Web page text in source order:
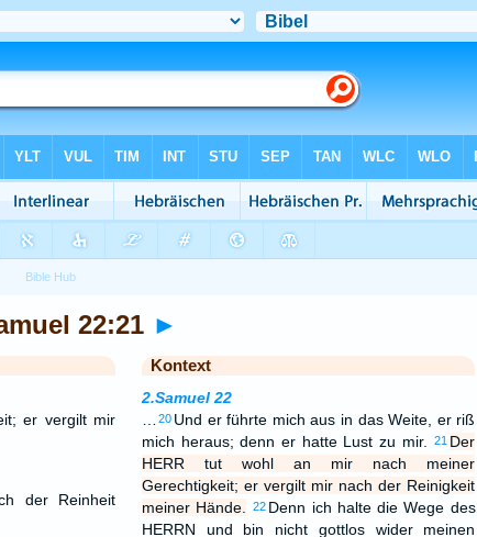
22:21 ►
er vergilt mir
der Reinheit
Kontext
2.Samuel 22
20 Und er führte mich aus in das Weite, er riß
mich heraus; denn er hatte Lust zu mir.
21 Der
HERR tut wohl an mir nach meiner
Gerechtigkeit; er vergilt mir nach der Reinigkeit
meiner Hände.
22 Denn ich halte die Wege des
HERRN und bin nicht gottlos wider meinen